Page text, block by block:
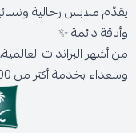
يقدّم ملابس رجالية
وأناقة دائمة ✨
من أشهر البراندات العالمية،
وسعداء بخدمة أكثر من 300,000 عميل حول المملكة.